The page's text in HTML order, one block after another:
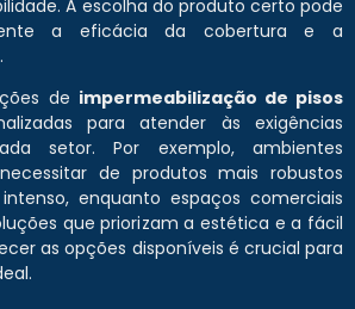
A escolha do produto certo pode
a eficácia da cobertura e a
de impermeabilização de pisos
para atender às exigências
setor. Por exemplo, ambientes
de produtos mais robustos
enquanto espaços comerciais
que priorizam a estética e a fácil
as opções disponíveis é crucial para